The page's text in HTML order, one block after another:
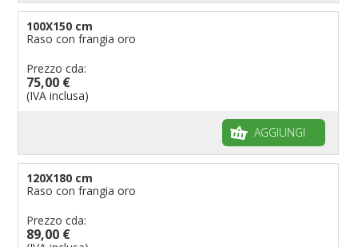
100X150 cm
Raso con frangia oro
Prezzo cda:
75,00 €
(IVA inclusa)
AGGIUNGI
120X180 cm
Raso con frangia oro
Prezzo cda:
89,00 €